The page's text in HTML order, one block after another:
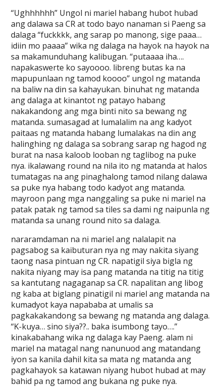
“Ughhhhhh” Ungol ni mariel habang hubot hubad
ang dalawa sa CR at todo bayo nanaman si Paeng sa
dalaga “fuckkkk, ang sarap po manong, sige paaa…
idiin mo paaaa” wika ng dalaga na hayok na hayok na
sa makamunduhang kalibugan. “putaaaa iha….
napakaswerte ko sayoooo. libreng butas ka na
mapupunlaan ng tamod koooo” ungol ng matanda
na baliw na din sa kahayukan. binuhat ng matanda
ang dalaga at kinantot ng patayo habang
nakakandong ang mga binti nito sa bewang ng
matanda. sumasagad at lumalalim na ang kadyot
paitaas ng matanda habang lumalakas na din ang
halinghing ng dalaga sa sobrang sarap ng hagod ng
burat na nasa kaloob looban ng taglibog na puke
nya. ikalawang round na nila ito ng matanda at halos
tumatagas na ang pinaghalong tamod nilang dalawa
sa puke nya habang todo kadyot ang matanda.
mayroon pang mga nanggaling sa puke ni mariel na
patak patak ng tamod sa tiles sa dami ng naipunla ng
matanda sa unang round nito sa dalaga.
nararamdaman na ni mariel ang nalalapit na
pagsabog sa kaibuturan nya ng may nakita siyang
taong nasa pintuan ng CR. napatigil siya bigla ng
nakita niyang may isa pang matanda na titig na titig
sa kantutang nagaganap sa CR. napalitan ang libog
ng kaba at biglang pinatigil ni mariel ang matanda na
kumadyot kaya napababa at umalis sa
pagkakakandong sa bewang ng matanda ang dalaga.
“K-kuya… sino siya??.. baka isumbong tayo….”
kinakabahang wika ng dalaga kay Paeng. alam ni
mariel na matagal nang nanunuod ang matandang
iyon sa kanila dahil kita sa mata ng matanda ang
pagkahayok sa katawan niyang hubot hubad at may
bahid pa ng tamod ang bukana ng puke nya.